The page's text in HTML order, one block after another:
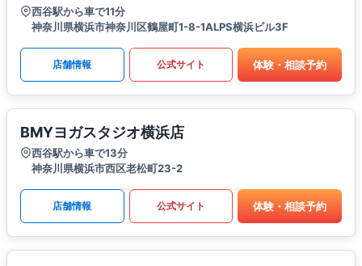
西谷駅から車で11分
神奈川県横浜市神奈川区鶴屋町1-8-1ALPS横浜ビル3F
店舗情報 公式サイト 体験・相談予約
BMYヨガスタジオ横浜店
西谷駅から車で13分
神奈川県横浜市西区老松町23-2
店舗情報 公式サイト 体験・相談予約